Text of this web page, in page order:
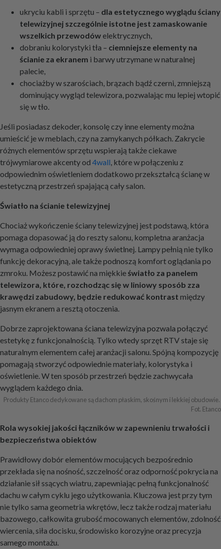
ukryciu kabli i sprzętu – dla estetycznego wyglądu ściany
telewizyjnej szczególnie istotne jest zamaskowanie
wszelkich przewodówelektrycznych,
dobraniu kolorystyki tła – ciemniejsze elementy na
ścianie za ekranem i barwy utrzymane w naturalnej
palecie,
chociażby w szarościach, brązach bądź czerni, zmniejszą
dominujący wygląd telewizora, pozwalając mu lepiej wtopić
się w tło.
Jeśli posiadasz dekoder, konsolę czy inne elementy można
umieścić je w meblach, czy na zamykanych półkach. Zakrycie
różnych elementów sprzętu wspierają także ciekawe
trójwymiarowe akcenty od 4wall, które w połączeniu z
odpowiednim oświetleniem dodatkowo przekształcą ścianę w
estetyczną przestrzeń spajającą cały salon.
Światło na ścianie telewizyjnej
Chociaż wykończenie ściany telewizyjnej jest podstawą, która
pomaga dopasować ją do reszty salonu, kompletna aranżacja
wymaga odpowiedniej oprawy świetlnej. Lampy pełnią nie tylko
funkcję dekoracyjną, ale także podnoszą komfort oglądania po
zmroku. Możesz postawić na miękkieświatło za panelem
telewizora, które, rozchodząc się w liniowy sposób zza
krawędzi zabudowy, będzie redukować kontrast między
jasnym ekranem a resztą otoczenia.
Dobrze zaprojektowana ściana telewizyjna pozwala połączyć
estetykę z funkcjonalnością. Tylko wtedy sprzęt RTV staje się
naturalnym elementem całej aranżacji salonu. Spójną kompozycję
pomagają stworzyć odpowiednie materiały, kolorystyka i
oświetlenie. W ten sposób przestrzeń będzie zachwycała
wyglądem każdego dnia.
Produkty Etanco dedykowane są dachom płaskim, skośnym i lekkiej obudowie.
Fot. Etanco
Rola wysokiej jakości łączników w zapewnieniu trwałości i
bezpieczeństwa obiektów
Prawidłowy dobór elementów mocujących bezpośrednio
przekłada się na nośność, szczelność oraz odporność pokrycia na
działanie sił ssących wiatru, zapewniając pełną funkcjonalność
dachu w całym cyklu jego użytkowania. Kluczowa jest przy tym
nie tylko sama geometria wkrętów, lecz także rodzaj materiału
bazowego, całkowita grubość mocowanych elementów, zdolność
wiercenia, siła docisku, środowisko korozyjne oraz precyzja
samego montażu.